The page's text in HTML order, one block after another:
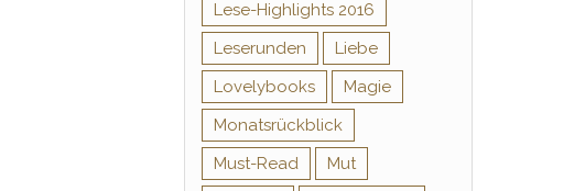
Lese-Highlights 2016
Leserunden
Liebe
Lovelybooks
Magie
Monatsrückblick
Must-Read
Mut